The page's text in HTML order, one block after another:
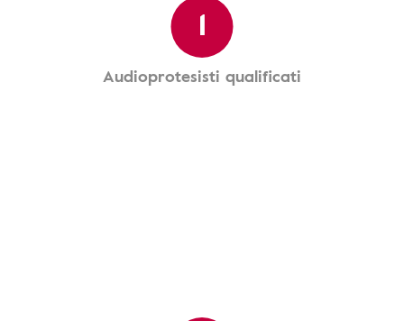
1
Audioprotesisti qualificati